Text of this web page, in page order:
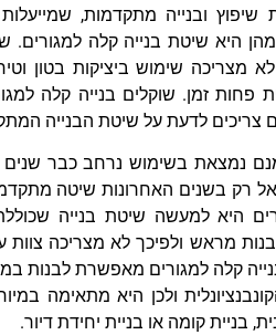
שיפוץ ובנייה מתקדמות,
היא שיטת בנייה קלה למגורים.
מצריכה שימוש ביציקות בטון
פחות זמן. שוקלים בנייה קלה
צריכים לדעת על שיטת הבנייה
נמצאת בשימוש נרחב כבר שנים
רק בשנים האחרונות שיטה מתקדמת
היא למעשה שיטת בנייה
מראש ולפיכך לא מצריכה
קלה למגורים מאפשרת לבנות
ולכן היא מתאימה
בניית קומה או בניית יחידת דיור.